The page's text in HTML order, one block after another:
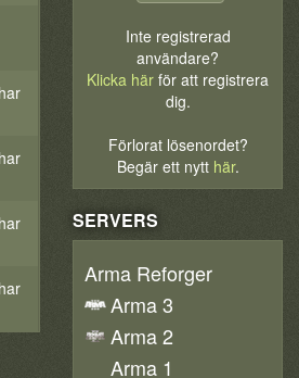
Inte registrerad
användare?
Klicka här för att registrera
dig.
Förlorat lösenordet?
Begär ett nytt här.
SERVERS
Arma Reforger
Arma 3
Arma 2
Arma 1